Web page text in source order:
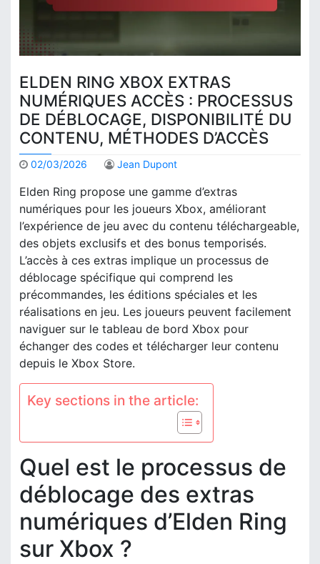
ELDEN RING XBOX EXTRAS
NUMÉRIQUES ACCÈS : PROCESSUS
DE DÉBLOCAGE, DISPONIBILITÉ DU
CONTENU, MÉTHODES D’ACCÈS
02/03/2026 Jean Dupont
Elden Ring propose une gamme d’extras
numériques pour les joueurs Xbox, améliorant
l’expérience de jeu avec du contenu téléchargeable,
des objets exclusifs et des bonus temporisés.
L’accès à ces extras implique un processus de
déblocage spécifique qui comprend les
précommandes, les éditions spéciales et les
réalisations en jeu. Les joueurs peuvent facilement
naviguer sur le tableau de bord Xbox pour
échanger des codes et télécharger leur contenu
depuis le Xbox Store.
Key sections in the article:
Quel est le processus de
déblocage des extras
numériques d’Elden Ring
sur Xbox ?